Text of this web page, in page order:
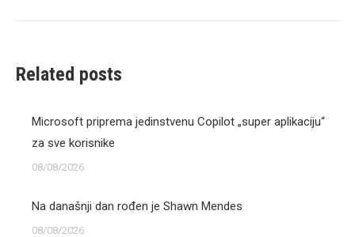
Related posts
Microsoft priprema jedinstvenu Copilot „super aplikaciju“
za sve korisnike
08/08/2026
Na današnji dan rođen je Shawn Mendes
08/08/2026